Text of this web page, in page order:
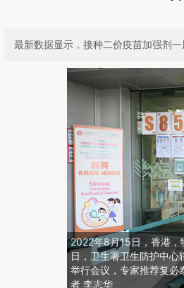
最新数据显示，接种二价疫苗加强剂
2022年8月15日，香港，
日，卫生署卫生防护中
举行会议，专家推荐复必
者 李志华